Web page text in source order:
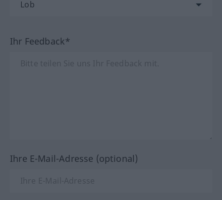
Ihr Feedback*
Ihre E-Mail-Adresse (optional)